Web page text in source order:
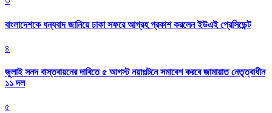
বাংলাদেশকে ধন্যবাদ জানিয়ে ঢাকা সফরে আগ্রহ প্রকাশ করলেন ইউএই প্রেসিডেন্ট
৪
জুলাই সনদ বাস্তবায়নের দাবিতে ৫ আগস্ট নয়াপল্টনে সমাবেশ করবে জামায়াত নেতৃত্বাধীন
১১ দল
৫